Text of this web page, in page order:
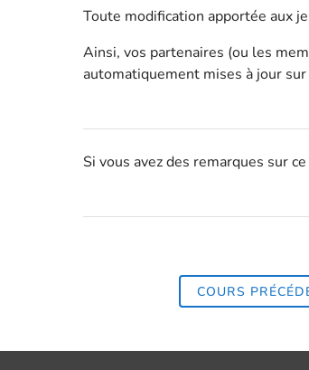
Toute modification apportée aux
Ainsi, vos partenaires (ou les
automatiquement mises à jour
Si vous avez des remarques sur
COURS